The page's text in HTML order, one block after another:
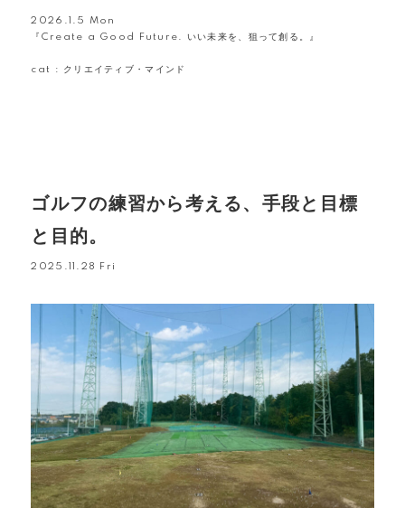
2026.1.5 Mon
『Create a Good Future. いい未来を、狙って創る。』
cat : クリエイティブ・マインド
ゴルフの練習から考える、手段と目標
と目的。
2025.11.28 Fri